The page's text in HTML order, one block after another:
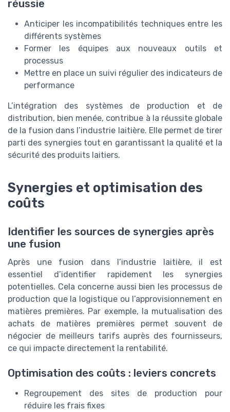
réussie
Anticiper les incompatibilités techniques entre les
différents systèmes
Former les équipes aux nouveaux outils et
processus
Mettre en place un suivi régulier des indicateurs de
performance
L’intégration des systèmes de production et de
distribution, bien menée, contribue à la réussite globale
de la fusion dans l’industrie laitière. Elle permet de tirer
parti des synergies tout en garantissant la qualité et la
sécurité des produits laitiers.
Synergies et optimisation des
coûts
Identifier les sources de synergies après
une fusion
Après une fusion dans l’industrie laitière, il est
essentiel d’identifier rapidement les synergies
potentielles. Cela concerne aussi bien les processus de
production que la logistique ou l’approvisionnement en
matières premières. Par exemple, la mutualisation des
achats de matières premières permet souvent de
négocier de meilleurs tarifs auprès des fournisseurs,
ce qui impacte directement la rentabilité.
Optimisation des coûts : leviers concrets
Regroupement des sites de production pour
réduire les frais fixes